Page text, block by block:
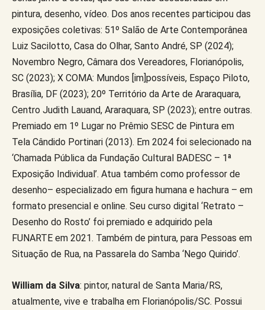
pintura, desenho, vídeo. Dos anos recentes participou das
exposições coletivas: 51º Salão de Arte Contemporânea
Luiz Sacilotto, Casa do Olhar, Santo André, SP (2024);
Novembro Negro, Câmara dos Vereadores, Florianópolis,
SC (2023); X COMA: Mundos [im]possíveis, Espaço Piloto,
Brasília, DF (2023); 20º Território da Arte de Araraquara,
Centro Judith Lauand, Araraquara, SP (2023); entre outras.
Premiado em 1º Lugar no Prêmio SESC de Pintura em
Tela Cândido Portinari (2013). Em 2024 foi selecionado na
‘Chamada Pública da Fundação Cultural BADESC – 1ª
Exposição Individual’. Atua também como professor de
desenho– especializado em figura humana e hachura – em
formato presencial e online. Seu curso digital ‘Retrato –
Desenho do Rosto’ foi premiado e adquirido pela
FUNARTE em 2021. Também de pintura, para Pessoas em
Situação de Rua, na Passarela do Samba ‘Nego Quirido’.
William da Silva: pintor, natural de Santa Maria/RS,
atualmente, vive e trabalha em Florianópolis/SC. Possui